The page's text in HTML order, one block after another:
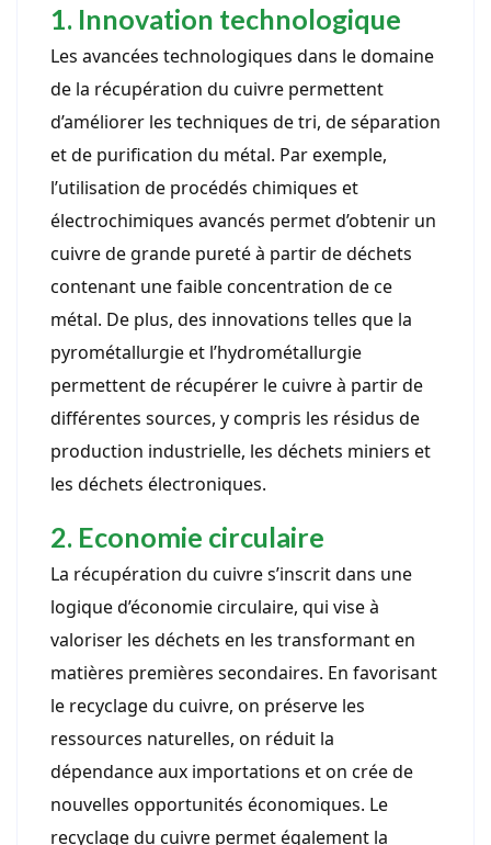
1. Innovation technologique
Les avancées technologiques dans le domaine
de la récupération du cuivre permettent
d’améliorer les techniques de tri, de séparation
et de purification du métal. Par exemple,
l’utilisation de procédés chimiques et
électrochimiques avancés permet d’obtenir un
cuivre de grande pureté à partir de déchets
contenant une faible concentration de ce
métal. De plus, des innovations telles que la
pyrométallurgie et l’hydrométallurgie
permettent de récupérer le cuivre à partir de
différentes sources, y compris les résidus de
production industrielle, les déchets miniers et
les déchets électroniques.
2. Economie circulaire
La récupération du cuivre s’inscrit dans une
logique d’économie circulaire, qui vise à
valoriser les déchets en les transformant en
matières premières secondaires. En favorisant
le recyclage du cuivre, on préserve les
ressources naturelles, on réduit la
dépendance aux importations et on crée de
nouvelles opportunités économiques. Le
recyclage du cuivre permet également la